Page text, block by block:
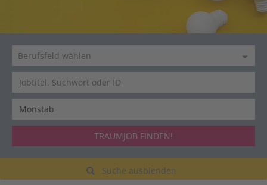
TRAUMJOB FINDEN!
Suche ausblenden